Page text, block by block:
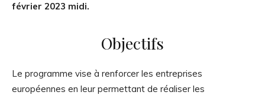
février 2023 midi.
Objectifs
Le programme vise à renforcer les entreprises
européennes en leur permettant de réaliser les